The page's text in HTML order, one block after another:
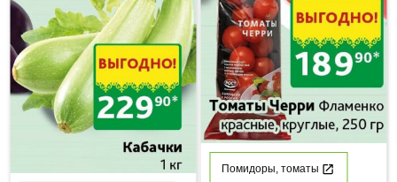
Помидоры, томаты